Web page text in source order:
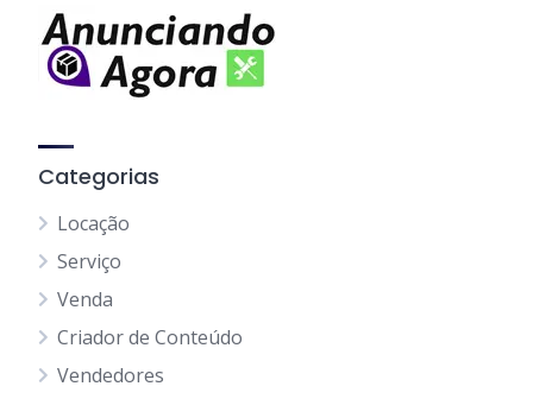
Categorias
Locação
Serviço
Venda
Criador de Conteúdo
Vendedores